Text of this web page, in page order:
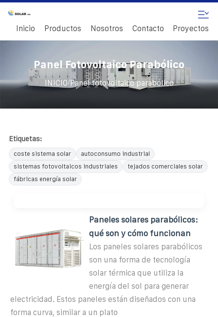
Inicio Productos Nosotros Contacto Proyectos
Panel Fotovoltaico Parabólico
INICIO/ Panel fotovoltaico parabólico
Etiquetas:
coste sistema solar
autoconsumo industrial
sistemas fotovoltaicos industriales
tejados comerciales solar
fábricas energía solar
Paneles solares parabólicos:
qué son y cómo funcionan
Los paneles solares parabólicos
son una forma de tecnología
solar térmica que utiliza la
energía del sol para generar
electricidad. Estos paneles están diseñados con una
forma curva, similar a un plato